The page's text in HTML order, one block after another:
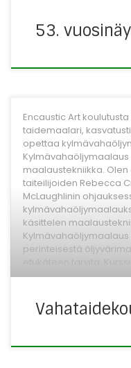
53.
Encaustic Art
taidemaalari,
opettaa
maalaustekniikka.
taiteilijoiden Rebecca
McLaughlinin
käsittelen
perinteisestä
tapasi käyttää tätä